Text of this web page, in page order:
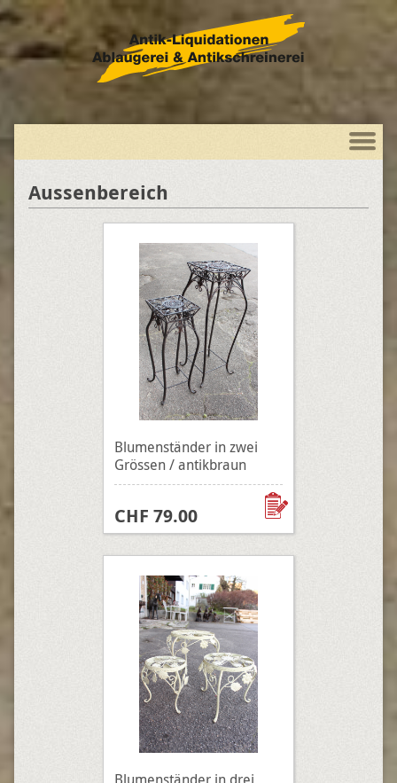
Aussenbereich
Blumenständer in zwei
Grössen / antikbraun
CHF 79.00